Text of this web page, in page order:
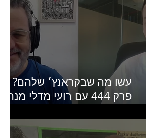
עשו מה שבקראנץ׳ שלהם?
פרק 444 עם רועי מדלי מנהל
האחרון של קראנץ׳